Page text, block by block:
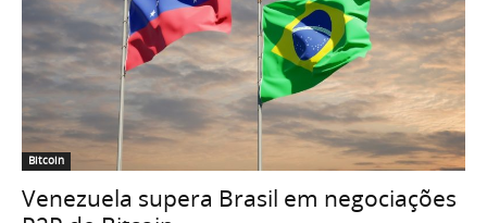
Bitcoin
Venezuela supera Brasil em negociações